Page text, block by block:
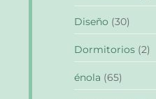
Diseño (30)
Dormitorios (2)
énola (65)